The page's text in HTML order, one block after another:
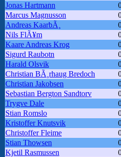
Jonas Hartmann
Marcus Magnusson
Andreas KaarbÃ¸
Nils FlÃ¥m
Kaare Andreas Krog
Sigurd Raubotn
Harald Olsvik
Christian BÃ¸rhaug Bredoch
Christian Jakobsen
Sebastian Bergton Sandtorv
Trygve Dale
Stian Romslo
Kristoffer Knutsvik
Christoffer Fleime
Stian Thowsen
Kjetil Rasmussen